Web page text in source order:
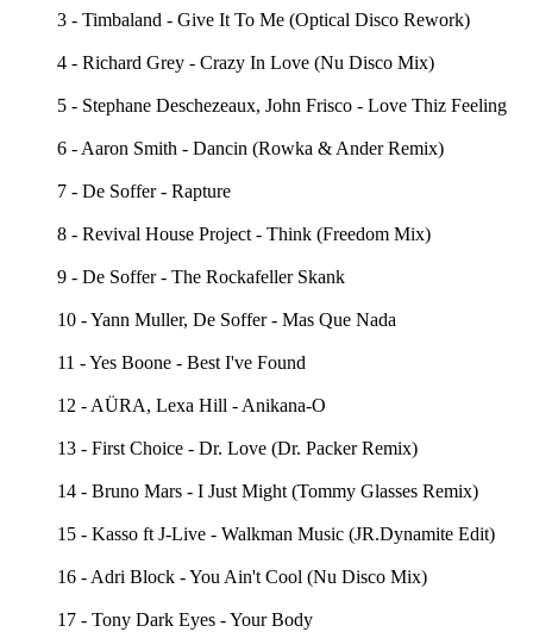
3 - Timbaland - Give It To Me (Optical Disco Rework)
4 - Richard Grey - Crazy In Love (Nu Disco Mix)
5 - Stephane Deschezeaux, John Frisco - Love Thiz Feeling
6 - Aaron Smith - Dancin (Rowka & Ander Remix)
7 - De Soffer - Rapture
8 - Revival House Project - Think (Freedom Mix)
9 - De Soffer - The Rockafeller Skank
10 - Yann Muller, De Soffer - Mas Que Nada
11 - Yes Boone - Best I've Found
12 - AÜRA, Lexa Hill - Anikana-O
13 - First Choice - Dr. Love (Dr. Packer Remix)
14 - Bruno Mars - I Just Might (Tommy Glasses Remix)
15 - Kasso ft J-Live - Walkman Music (JR.Dynamite Edit)
16 - Adri Block - You Ain't Cool (Nu Disco Mix)
17 - Tony Dark Eyes - Your Body